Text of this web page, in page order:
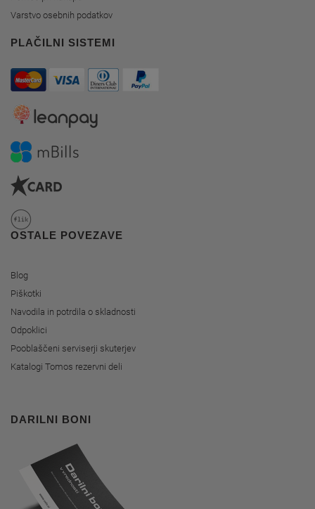
Varstvo osebnih podatkov
PLAČILNI SISTEMI
OSTALE POVEZAVE
Blog
Piškotki
Navodila in potrdila o skladnosti
Odpoklici
Pooblaščeni serviserji skuterjev
Katalogi Tomos rezervni deli
DARILNI BONI